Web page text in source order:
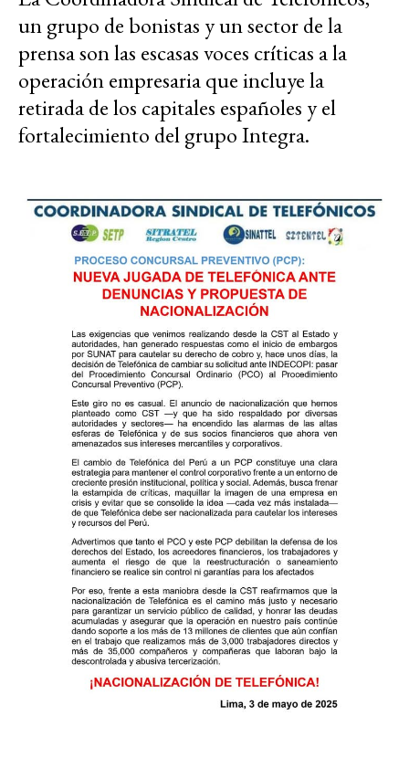
un grupo de bonistas y un sector de la
prensa son las escasas voces críticas a la
operación empresaria que incluye la
retirada de los capitales españoles y el
fortalecimiento del grupo Integra.